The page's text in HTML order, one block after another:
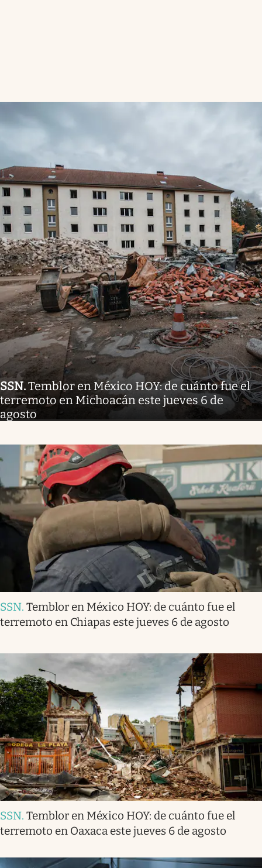
SSN.Temblor en México HOY: de cuánto fue el
terremoto en Michoacán este jueves 6 de
agosto
SSN. Temblor en México HOY: de cuánto fue el
terremoto en Chiapas este jueves 6 de agosto
SSN. Temblor en México HOY: de cuánto fue el
terremoto en Oaxaca este jueves 6 de agosto